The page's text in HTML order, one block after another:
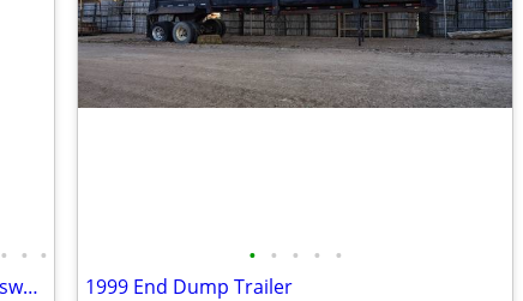
• • •
2 Industrial, agricultural and commercial swamp coolers $2997.00
• • • • •
1999 End Dump Trailer